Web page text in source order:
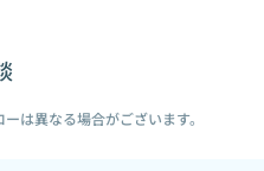
は異なる場合がございます。